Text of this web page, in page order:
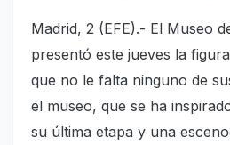
Madrid, 2 (EFE).- El Museo
presentó este jueves la
que no le falta ninguno de
el museo, que se ha
su última etapa y una